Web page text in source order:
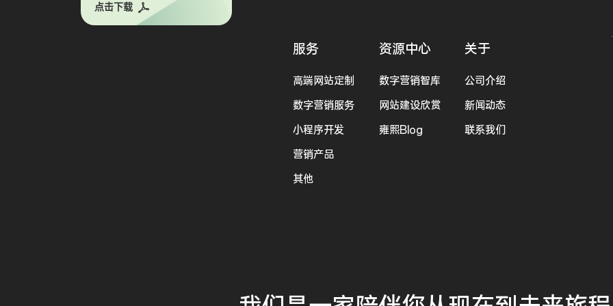
点击下载
服务
高端网站定制
数字营销服务
小程序开发
营销产品
其他
资源中心
数字营销智库
网站建设欣赏
雍熙Blog
关于
公司介绍
新闻动态
联系我们